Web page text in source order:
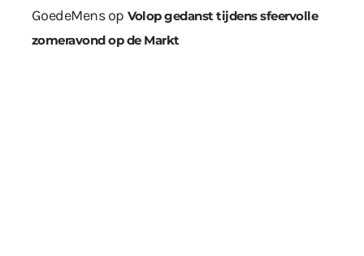
GoedeMensop Volop gedanst tijdens sfeervolle
zomeravond op de Markt